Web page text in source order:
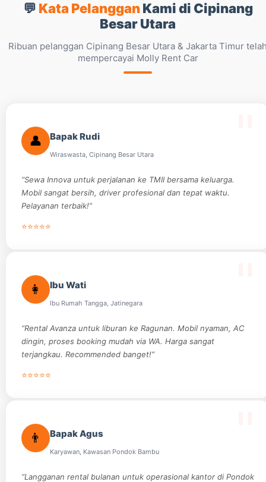
💬 Kata PelangganKami di Cipinang
Besar Utara
Ribuan pelanggan Cipinang Besar Utara & Jakarta Timur
mempercayai Molly Rent Car
👤 Bapak Rudi
Wiraswasta, Cipinang Besar Utara
“Sewa Innova untuk perjalanan ke TMII bersama keluarga.
Mobil sangat bersih, driver profesional dan tepat waktu.
Pelayanan terbaik!”
⭐⭐⭐⭐⭐
👩 Ibu Wati
Ibu Rumah Tangga, Jatinegara
“Rental Avanza untuk liburan ke Ragunan. Mobil nyaman, AC
dingin, proses booking mudah via WA. Harga sangat
terjangkau. Recommended banget!”
⭐⭐⭐⭐⭐
👨 Bapak Agus
Karyawan, Kawasan Pondok Bambu
“Langganan rental bulanan untuk operasional kantor di Pondok